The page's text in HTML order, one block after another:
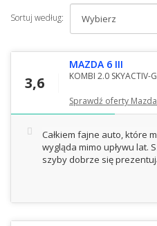
Sortuj według:
3,6
MAZDA 6 III
KOMBI 2.0 SKYACTIV-
Sprawdź oferty
Całkiem fajne auto, które
wygląda mimo upływu lat.
szyby dobrze się